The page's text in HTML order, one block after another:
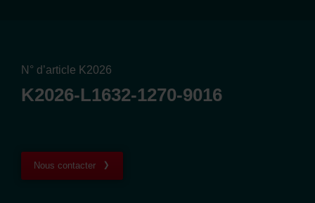
N° d’article K2026
K2026-L1632-1270-9016
Nous contacter